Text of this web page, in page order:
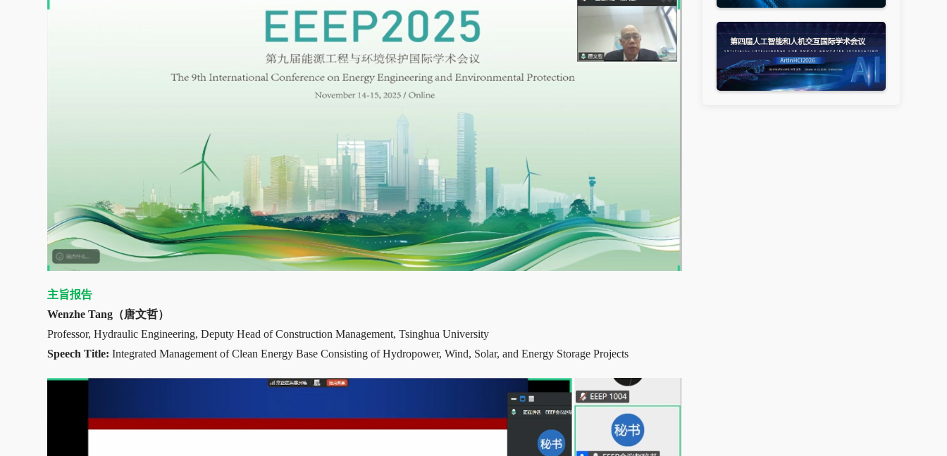
主旨报告
Wenzhe Tang（唐文哲）
Professor, Hydraulic Engineering, Deputy Head of Construction Management, Tsinghua University
Speech Title: Integrated Management of Clean Energy Base Consisting of Hydropower, Wind, Solar, and Energy Storage Projects